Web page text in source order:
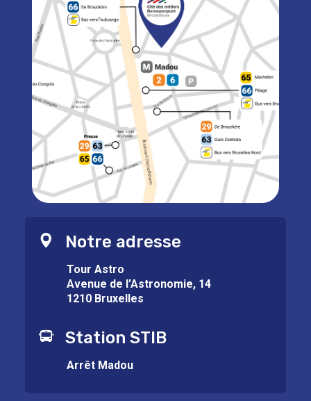
Notre adresse
Tour Astro
Avenue de l’Astronomie, 14
1210 Bruxelles
Station STIB
Arrêt Madou